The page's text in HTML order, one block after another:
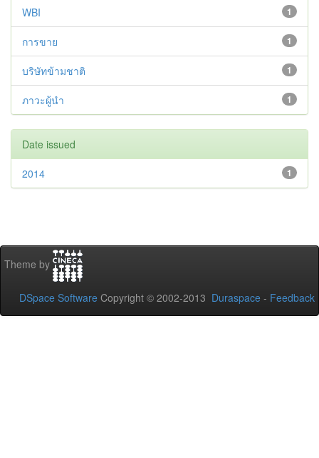
1
WBI
1
การขาย
1
บริษัทข้ามชาติ
1
ภาวะผู้นำ
Date issued
1
2014
Theme by
DSpace Software Copyright © 2002-2013 Duraspace - Feedback